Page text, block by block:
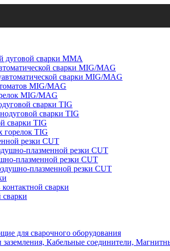
дуговой сварки ММА
сварки MIG/MAG
сварки MIG/MAG
MIG/MAG
MIG/MAG
сварки TIG
сварки TIG
сварки TIG
горелок TIG
резки CUT
плазменной резки CUT
плазменной резки CUT
плазменной резки CUT
сварки
сварки
для сварочного оборудования
Кабельные соединители,